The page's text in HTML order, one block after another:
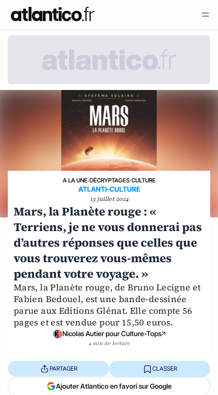
A LA UNE›DÉCRYPTAGES›CULTURE
ATLANTI-CULTURE
13 juillet 2024
Mars, la Planète rouge : «
Terriens, je ne vous donnerai pas
d’autres réponses que celles que
vous trouverez vous-mêmes
pendant votre voyage. »
Mars, la Planète rouge, de Bruno Lecigne et
Fabien Bedouel, est une bande-dessinée
parue aux Editions Glénat. Elle compte 56
pages et est vendue pour 15,50 euros.
Nicolas Autier pour Culture-Tops
4 min de lecture
PARTAGER CLASSER
Ajouter Atlantico en favori sur Google